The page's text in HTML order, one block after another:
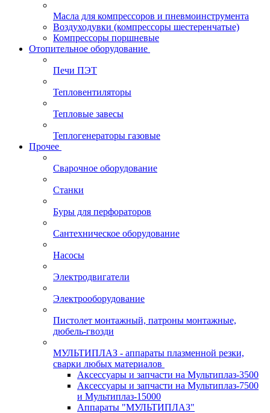
Масла для компрессоров и пневмоинструмента
Воздуходувки (компрессоры шестеренчатые)
Компрессоры поршневые
Отопительное оборудование
Печи ПЭТ
Тепловентиляторы
Тепловые завесы
Теплогенераторы газовые
Прочее
Сварочное оборудование
Станки
Буры для перфораторов
Сантехническое оборудование
Насосы
Электродвигатели
Электрооборудование
Пистолет монтажный, патроны монтажные,
дюбель-гвозди
МУЛЬТИПЛАЗ - аппараты плазменной резки,
сварки любых материалов
Аксессуары и запчасти на Мультиплаз-3500
Аксессуары и запчасти на Мультиплаз-7500
и Мультиплаз-15000
Аппараты "МУЛЬТИПЛАЗ"